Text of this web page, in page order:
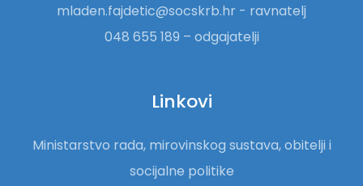
mladen.fajdetic@socskrb.hr - ravnatelj
048 655 189 – odgajatelji
Linkovi
Ministarstvo rada, mirovinskog sustava, obitelji i
socijalne politike